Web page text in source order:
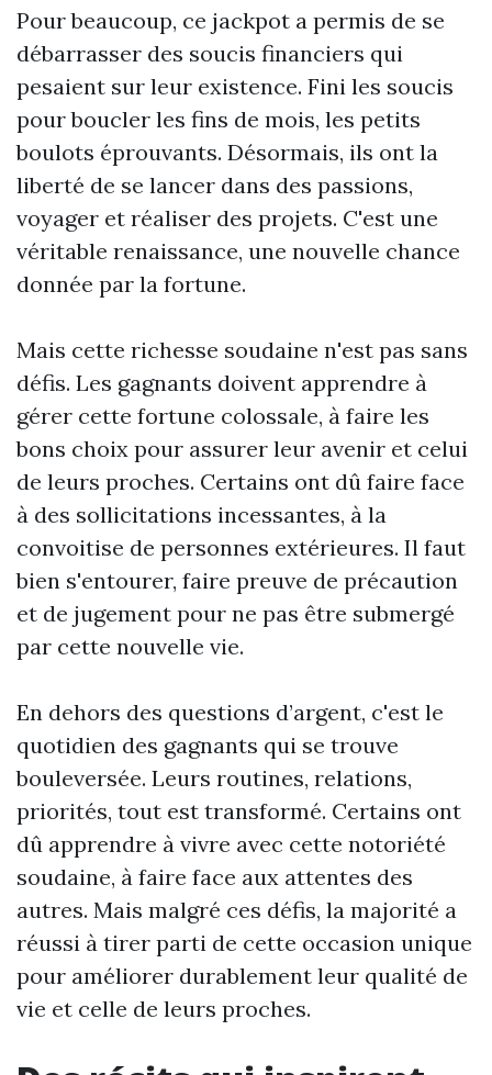
Pour beaucoup, ce jackpot a permis de se
débarrasser des soucis financiers qui
pesaient sur leur existence. Fini les soucis
pour boucler les fins de mois, les petits
boulots éprouvants. Désormais, ils ont la
liberté de se lancer dans des passions,
voyager et réaliser des projets. C'est une
véritable renaissance, une nouvelle chance
donnée par la fortune.
Mais cette richesse soudaine n'est pas sans
défis. Les gagnants doivent apprendre à
gérer cette fortune colossale, à faire les
bons choix pour assurer leur avenir et celui
de leurs proches. Certains ont dû faire face
à des sollicitations incessantes, à la
convoitise de personnes extérieures. Il faut
bien s'entourer, faire preuve de précaution
et de jugement pour ne pas être submergé
par cette nouvelle vie.
En dehors des questions d’argent, c'est le
quotidien des gagnants qui se trouve
bouleversée. Leurs routines, relations,
priorités, tout est transformé. Certains ont
dû apprendre à vivre avec cette notoriété
soudaine, à faire face aux attentes des
autres. Mais malgré ces défis, la majorité a
réussi à tirer parti de cette occasion unique
pour améliorer durablement leur qualité de
vie et celle de leurs proches.